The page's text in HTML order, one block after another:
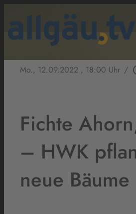
Mo., 12.09.2022 , 18:00 Uhr /
Fichte
– HWK
neue Bäume